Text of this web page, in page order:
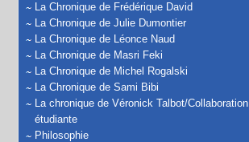
La Chronique de Frédérique David
La Chronique de Julie Dumontier
La Chronique de Léonce Naud
La Chronique de Masri Feki
La Chronique de Michel Rogalski
La Chronique de Sami Bibi
La chronique de Véronick Talbot/Collaboration
étudiante
Philosophie